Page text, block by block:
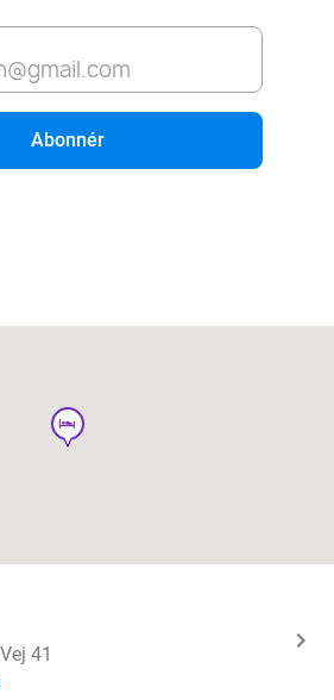
Abonnér
hotel
41